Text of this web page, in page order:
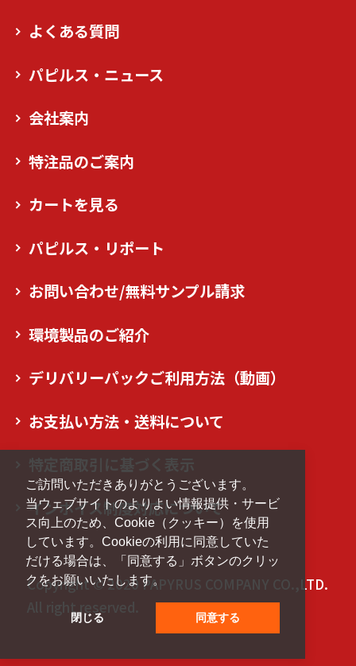
ご訪問いただきありがとうございます。
当ウェブサイトのよりよい情報提供・サービ
ス向上のため、Cookie（クッキー）を使用
しています。Cookieの利用に同意していた
だける場合は、「同意する」ボタンのクリッ
クをお願いいたします。
閉じる 同意する
よくある質問
パピルス・ニュース
会社案内
特注品のご案内
カートを見る
パピルス・リポート
お問い合わせ/無料サンプル請求
環境製品のご紹介
デリバリーパックご利用方法（動画）
お支払い方法・送料について
インボイス制度対応について
Copyright © 2020 PAPYRUS COMPANY CO.,LTD.
All right reserved.